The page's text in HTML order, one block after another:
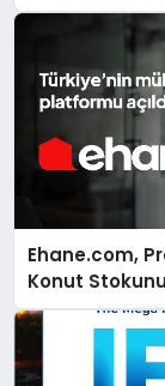
Ehane.com,
Konut